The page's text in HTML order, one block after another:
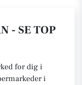
- SE TOP
for dig i
i